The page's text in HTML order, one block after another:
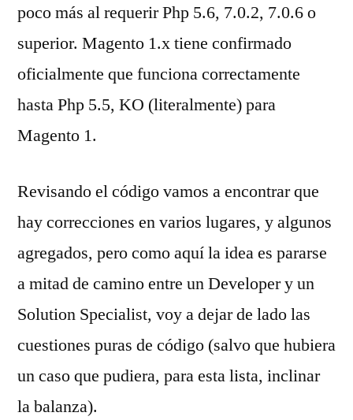
poco más al requerir Php 5.6, 7.0.2, 7.0.6 o
superior. Magento 1.x tiene confirmado
oficialmente que funciona correctamente
hasta Php 5.5, KO (literalmente) para
Magento 1.
Revisando el código vamos a encontrar que
hay correcciones en varios lugares, y algunos
agregados, pero como aquí la idea es pararse
a mitad de camino entre un Developer y un
Solution Specialist, voy a dejar de lado las
cuestiones puras de código (salvo que hubiera
un caso que pudiera, para esta lista, inclinar
la balanza).